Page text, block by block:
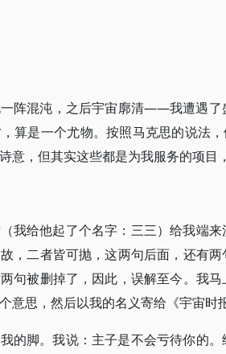
阵混沌，之后宇宙廓清——我遭遇了
算是一个尤物。按照马克思的说法，
意，但其实这些都是为我服务的项目
我给他起了个名字：三三）给我端
，二者皆可抛，这两句后面，还有
句被删掉了，因此，误解至今。我
意思，然后以我的名义寄给《宇宙时报
的脚。我说：主子是不会亏待你的